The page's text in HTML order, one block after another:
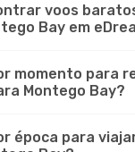
voos
Bay em
momento para
Montego Bay?
época para